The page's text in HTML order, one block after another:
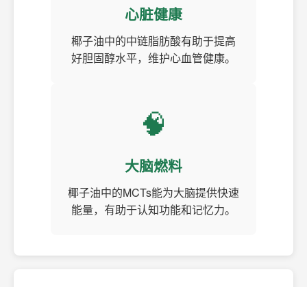
心脏健康
椰子油中的中链脂肪酸有助于提高
好胆固醇水平，维护心血管健康。
🧠
大脑燃料
椰子油中的MCTs能为大脑提供快速
能量，有助于认知功能和记忆力。